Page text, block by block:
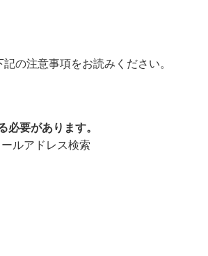
注意事項をお読みください。
要があります。
ルアドレス検索